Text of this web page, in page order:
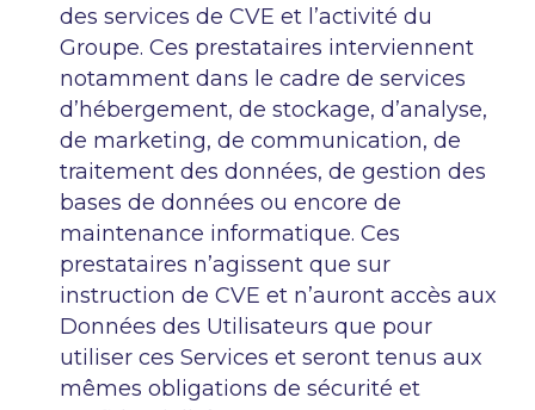
des services de CVE et l’activité du
Groupe. Ces prestataires interviennent
notamment dans le cadre de services
d’hébergement, de stockage, d’analyse,
de marketing, de communication, de
traitement des données, de gestion des
bases de données ou encore de
maintenance informatique. Ces
prestataires n’agissent que sur
instruction de CVE et n’auront accès aux
Données des Utilisateurs que pour
utiliser ces Services et seront tenus aux
mêmes obligations de sécurité et